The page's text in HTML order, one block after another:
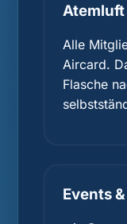
Atemluft
Alle
Aircard.
Flasche
Events